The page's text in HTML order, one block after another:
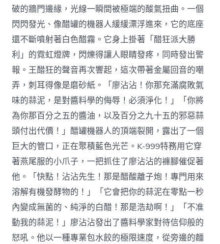
破的牆門邊緣，光線一瞬間被極端的酸氣扭曲。一個
閃閃發光、像醋罐的機器人緩緩漂浮進來，它的底座
還不斷噴射著白色醋霧。它身上掛著「醋狂派大勝
利」的霓虹燈牌，閃爍得讓人眼睛發疼，同時發出警
報。王醋狂的聲音再次響起，這次帶著金屬回音的嘲
弄，刺耳得像是磨砂紙。「廖沾沾！你那充滿腐敗氣
味的蒜泥，是對醬料學的侮辱！必須淨化！」「你將
為你那百分之五的醬油，以及百分之九十五的邪惡蒜
頭付出代價！」醋罐機器人的頂端裂開，露出了一個
巨大的管口，正在聚積藍色光芒。K-999特務用它穿
著燕尾服的小爪子，一把抓住了廖沾沾的褲腳催促著
他。「快點！沾沾先生！那是醋酸離子炮！專門用來
溶解有機發酵物的！」「它會把你的蒜泥在零點一秒
內變成無菌的、純淨的白醋！那是浩劫啊！」「不准
動我的蒜泥！」廖沾沾發出了醬料學家對待信仰般的
怒吼。他以一種專業包水餃的極限速度，從旁邊的麵